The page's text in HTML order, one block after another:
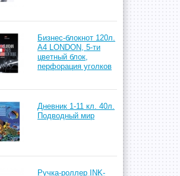
Бизнес-блокнот 120л.
А4 LONDON, 5-ти
цветный блок,
перфорация уголков
Дневник 1-11 кл. 40л.
Подводный мир
Ручка-роллер INK-